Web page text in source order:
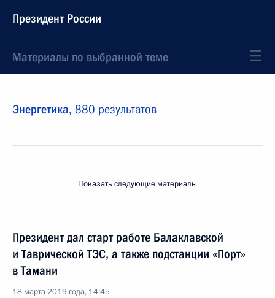
Президент России
Материалы по выбранной теме
Энергетика, 880 результатов
Показать следующие материалы
Президент дал старт работе Балаклавской
и Таврической ТЭС, а также подстанции «Порт»
в Тамани
18 марта 2019 года, 14:45